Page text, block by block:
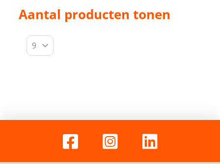
Aantal producten tonen